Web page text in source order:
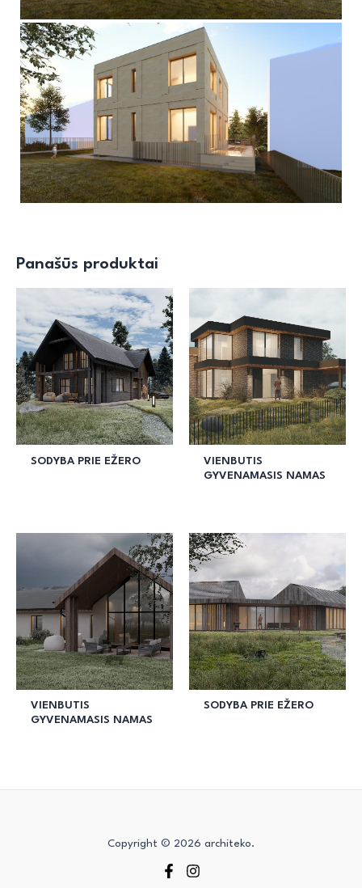
Panašūs produktai
SODYBA PRIE EŽERO
VIENBUTIS
GYVENAMASIS NAMAS
VIENBUTIS
GYVENAMASIS NAMAS
SODYBA PRIE EŽERO
Copyright © 2026 architeko.